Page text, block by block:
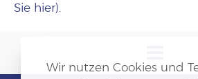
Sie hier).
Wir nutzen Cookies und